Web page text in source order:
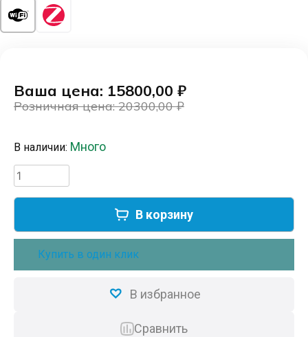
Розничная цена: 20300,00₽
составляла
20300,00 ₽.
Ваша цена: 15800,00 ₽
15800,00 ₽.
В наличии: Много
Количество
товара
Готовый
умный
Roximo
В корзину
Купить в один клик
В избранное
Сравнить